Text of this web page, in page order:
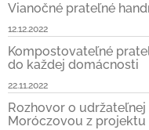
Vianočné prateľné
12.12.2022
Kompostovateľné
do každej domácnosti
22.11.2022
Rozhovor o
Moróczovou z projektu